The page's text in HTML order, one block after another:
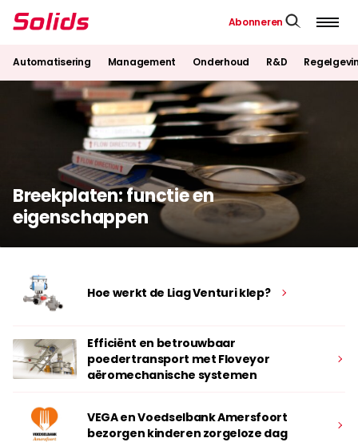
Abonneren
Automatisering Management Onderhoud R&D
Breekplaten: functie en
eigenschappen
Hoe werkt de Liag Venturi klep?
Efficiënt en betrouwbaar
poedertransport met Floveyor
aëromechanische systemen
VEGA en Voedselbank Amersfoort
bezorgen kinderen zorgeloze dag